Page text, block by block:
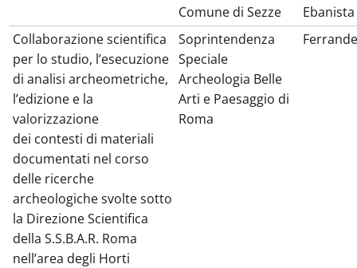
Comune di Sezze
Ebanista
Collaborazione scientifica
per lo studio, l’esecuzione
di analisi archeometriche,
l’edizione e la
valorizzazione
dei contesti di materiali
documentati nel corso
delle ricerche
archeologiche svolte sotto
la Direzione Scientifica
della S.S.B.A.R. Roma
nell’area degli Horti
Soprintendenza
Speciale
Archeologia Belle
Arti e Paesaggio di
Roma